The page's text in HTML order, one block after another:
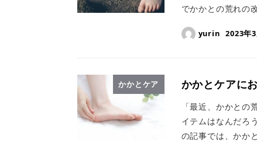
でかかとの荒れの
yurin 2023年
かかとケア かかとケアに
「最近、かかと
イテムはなんだろ
の記事では、かか